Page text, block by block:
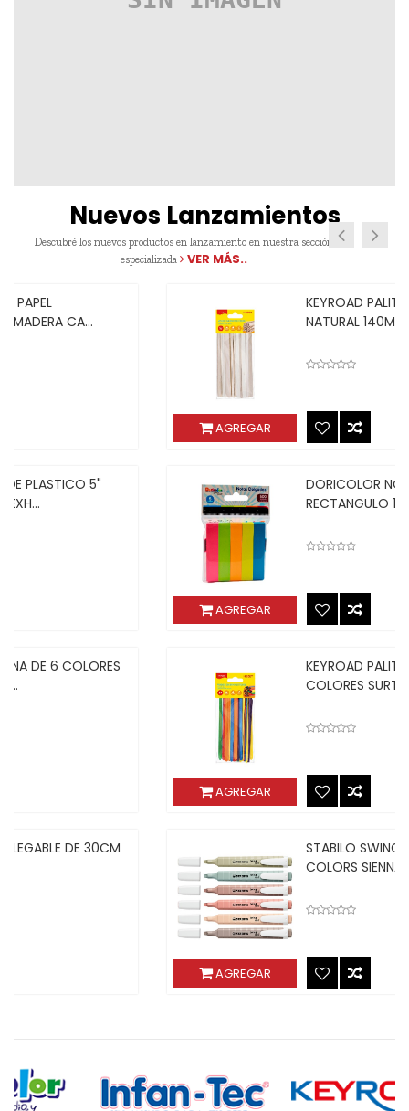
Nuevos Lanzamientos
Descubré los nuevos productos en lanzamiento en nuestra sección
especializada
VER MÁS..
KEYROAD PALITOS DE MADERA COLOR
NATURAL 140MMX5...
DORICOLOR NOTAS ADHESIVAS
RECTANGULO 100H POR 5...
KEYROAD PALITOS DE MADERA
COLORES SURT. 140MMX5...
STABILO SWING COOL NATURE
COLORS SIENNA 275/175